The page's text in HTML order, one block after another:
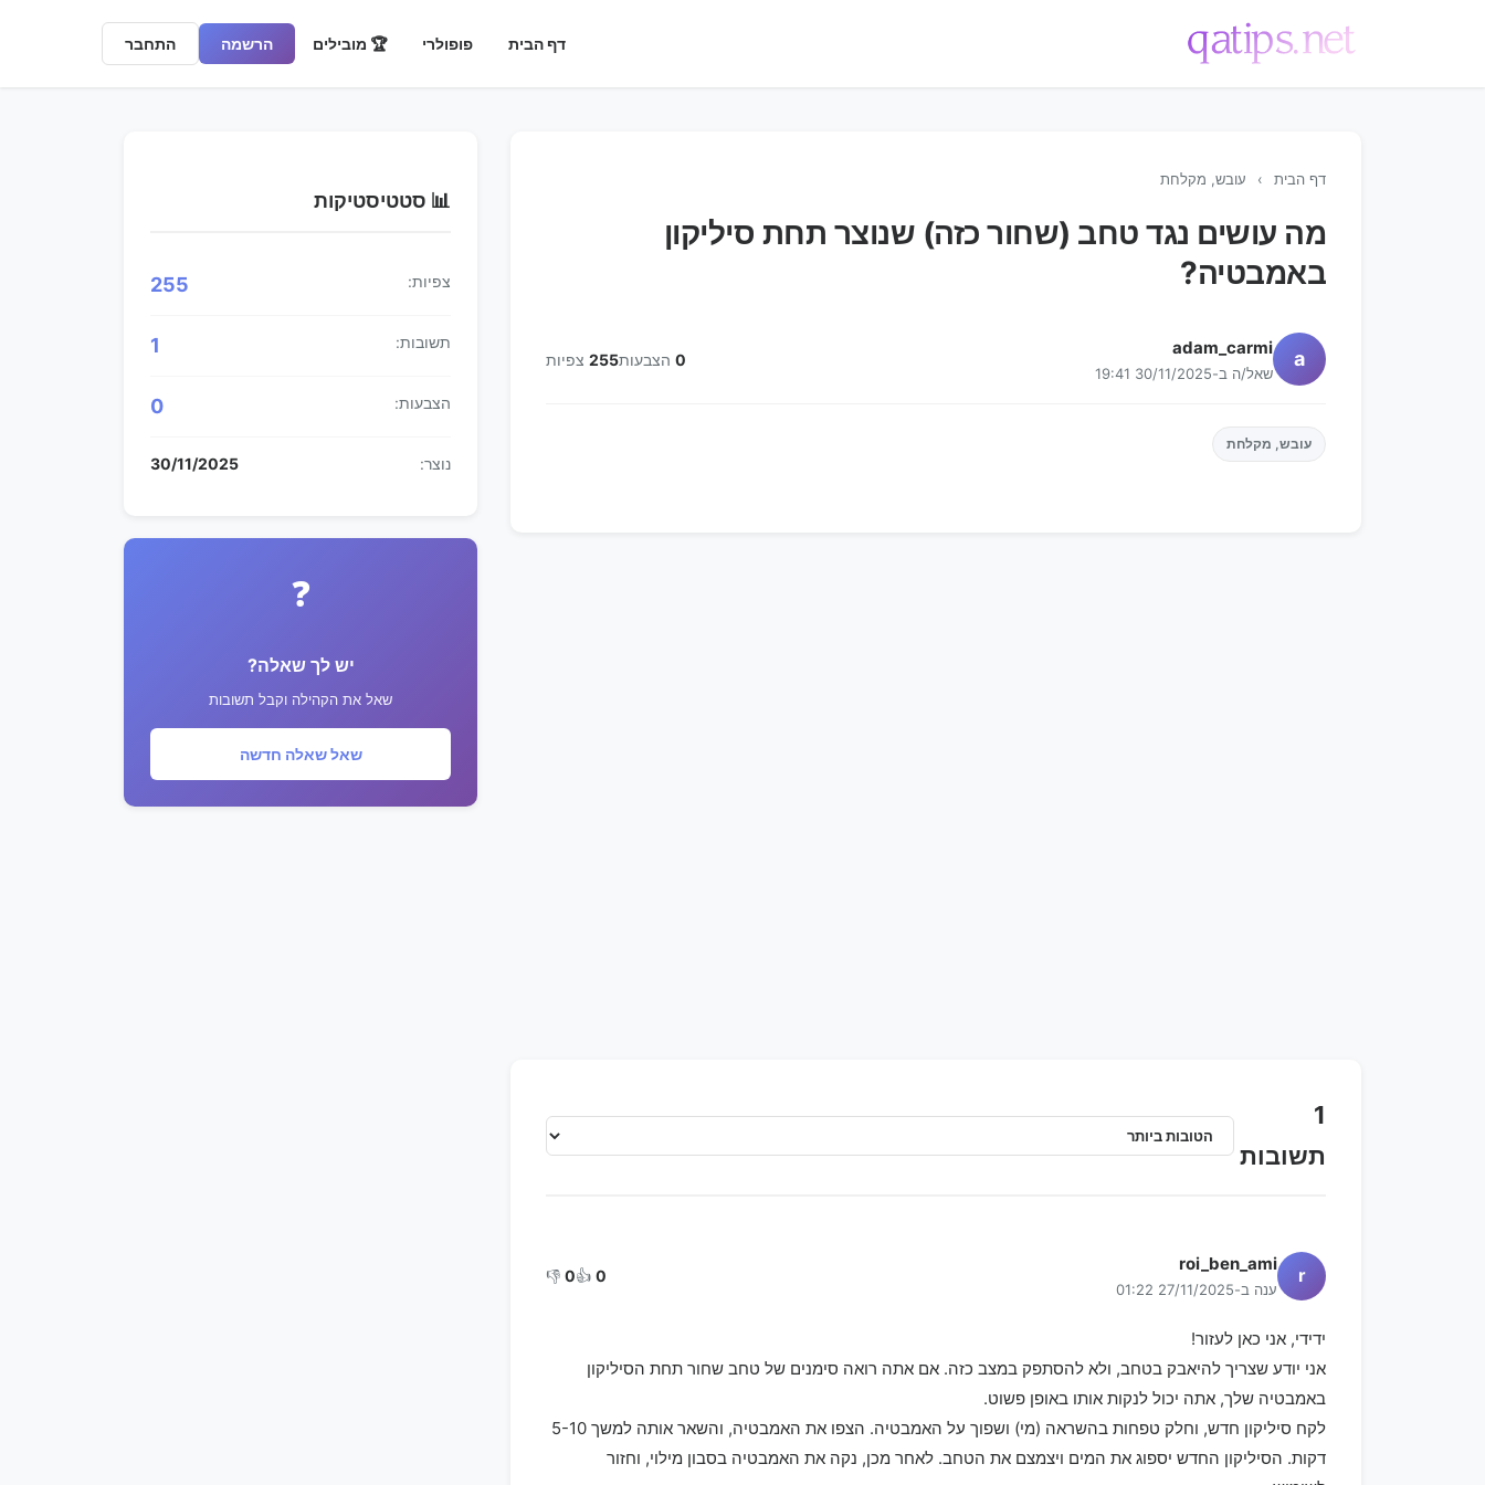
דף הבית פופולרי 🏆 מובילים הרשמה התחבר
דף הבית › עובש, מקלחת
מה עושים נגד טחב (שחור כזה) שנוצר תחת סיליקון
באמבטיה?
a
adam_carmi
שאל/ה ב-30/11/2025 19:41
0 הצבעות255 צפיות
עובש, מקלחת
1
תשובות
r
roi_ben_ami
ענה ב-27/11/2025 01:22
0
👍
0
👎
ידידי, אני כאן לעזור!
אני יודע שצריך להיאבק בטחב, ולא להסתפק במצב כזה. אם אתה רואה סימנים של טחב שחור תחת הסיליקון
באמבטיה שלך, אתה יכול לנקות אותו באופן פשוט.
לקח סיליקון חדש, וחלק טפחות בהשראה (מי) ושפוך על האמבטיה. הצפו את האמבטיה, והשאר אותה למשך 5-10
דקות. הסיליקון החדש יספוג את המים ויצמצם את הטחב. לאחר מכן, נקה את האמבטיה בסבון מילוי, וחזור
📊 סטטיסטיקות
צפיות: 255
תשובות: 1
הצבעות: 0
נוצר: 30/11/2025
❓
יש לך שאלה?
שאל את הקהילה וקבל תשובות
שאל שאלה חדשה